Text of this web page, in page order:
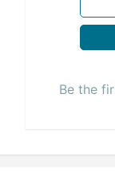
Be the